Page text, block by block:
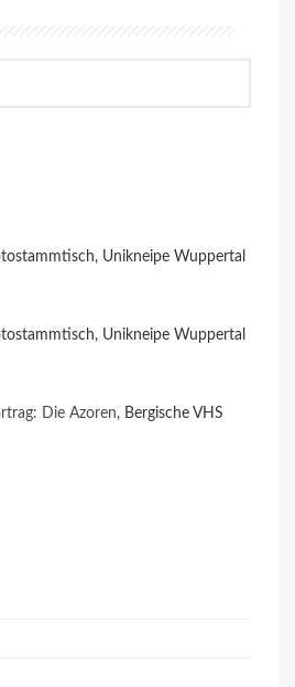
Unikneipe Wuppertal
Unikneipe Wuppertal
Die Azoren, Bergische VHS